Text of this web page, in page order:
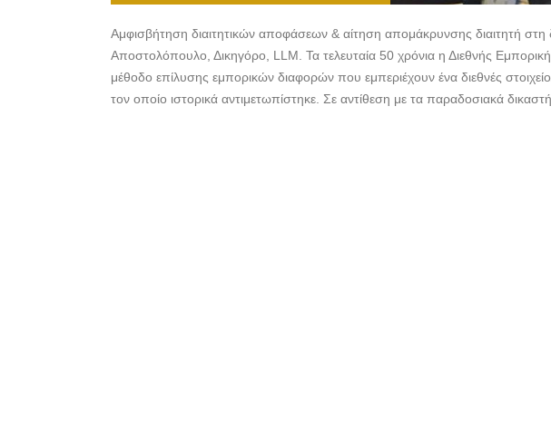
Αμφισβήτηση διαιτητικών αποφάσεων & αίτηση απομάκρυνσης διαιτητή στη
Αποστολόπουλο, Δικηγόρο, LLM. Τα τελευταία 50 χρόνια η Διεθνής Εμπορική
μέθοδο επίλυσης εμπορικών διαφορών που εμπεριέχουν ένα διεθνές
τον οποίο ιστορικά αντιμετωπίστηκε. Σε αντίθεση με τα παραδοσιακά